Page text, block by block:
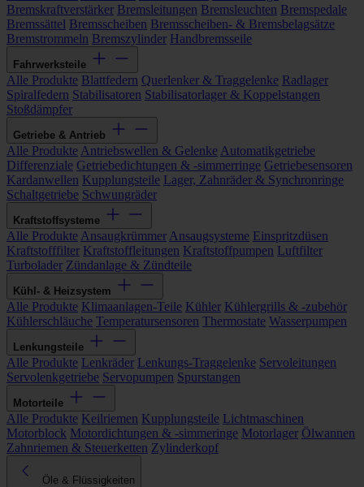
Bremskraftverstärker Bremsleitungen Bremsleuchten Bremspedale
Bremssättel Bremsscheiben Bremsscheiben- & Bremsbelagsätze
Bremstrommeln Bremszylinder Handbremsseile
Fahrwerksteile
Alle Produkte Blattfedern Querlenker & Traggelenke Radlager
Spiralfedern Stabilisatoren Stabilisatorlager & Koppelstangen
Stoßdämpfer
Getriebe & Antrieb
Alle Produkte Antriebswellen & Gelenke Automatikgetriebe
Differenziale Getriebedichtungen & -simmerringe Getriebesensoren
Kardanwellen Kupplungsteile Lager, Zahnräder & Synchronringe
Schaltgetriebe Schwungräder
Kraftstoffsysteme
Alle Produkte Ansaugkrümmer Ansaugsysteme Einspritzdüsen
Kraftstofffilter Kraftstoffleitungen Kraftstoffpumpen Luftfilter
Turbolader Zündanlage & Zündteile
Kühl- & Heizsystem
Alle Produkte Klimaanlagen-Teile Kühler Kühlergrills & -zubehör
Kühlerschläuche Temperatursensoren Thermostate Wasserpumpen
Lenkungsteile
Alle Produkte Lenkräder Lenkungs-Traggelenke Servoleitungen
Servolenkgetriebe Servopumpen Spurstangen
Motorteile
Alle Produkte Keilriemen Kupplungsteile Lichtmaschinen
Motorblock Motordichtungen & -simmeringe Motorlager Ölwannen
Zahnriemen & Steuerketten Zylinderkopf
Öle & Flüssigkeiten